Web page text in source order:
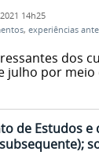
14h25
, experiências
dos
julho por
de Estudos e